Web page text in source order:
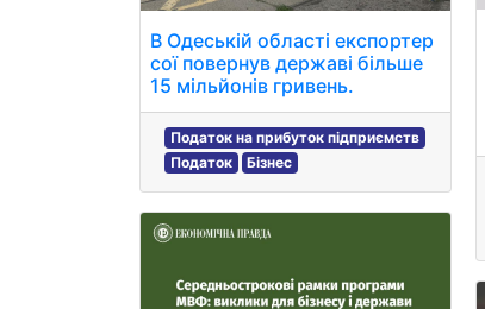
В Одеській області експортер
сої повернув державі більше
15 мільйонів гривень.
Податок на прибуток підприємств
Податок
Бізнес